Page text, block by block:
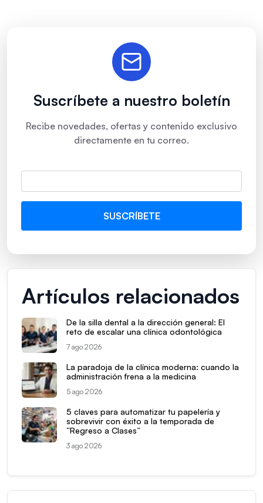
Suscríbete a nuestro boletín
Recibe novedades, ofertas y contenido exclusivo
directamente en tu correo.
Artículos relacionados
De la silla dental a la dirección general: El
reto de escalar una clínica odontológica
7 ago 2026
La paradoja de la clínica moderna: cuando la
administración frena a la medicina
5 ago 2026
5 claves para automatizar tu papelería y
sobrevivir con éxito a la temporada de
“Regreso a Clases”
3 ago 2026